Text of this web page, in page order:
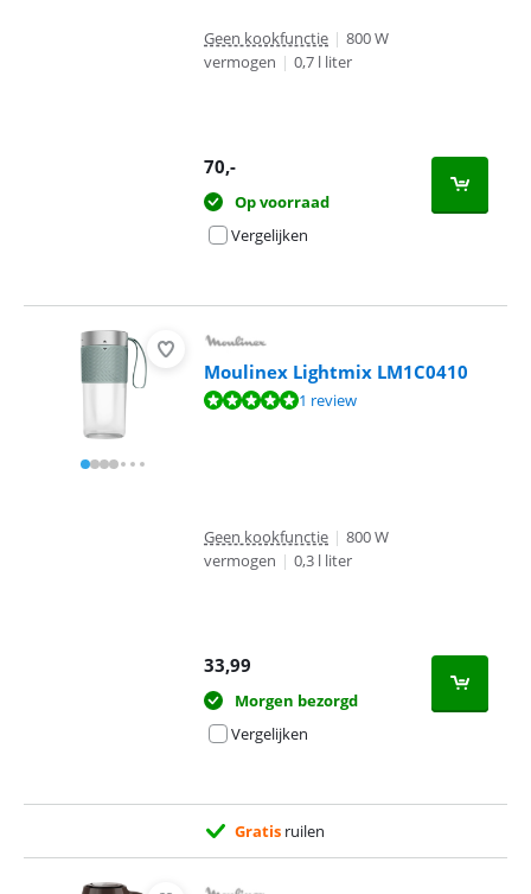
Geen kookfunctie | 800 W
vermogen | 0,7 l liter
70,-
Op voorraad
Vergelijken
Moulinex Lightmix LM1C0410
Beoordeling is 10 van de 10, gebaseerd op 1 review.
1 review
Geen kookfunctie | 800 W
vermogen | 0,3 l liter
33,99
Morgen bezorgd
Vergelijken
Gratis ruilen